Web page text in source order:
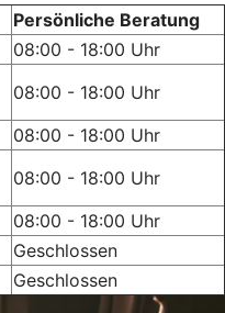
Persönliche Beratung
08:00 - 18:00 Uhr
08:00 - 18:00 Uhr
08:00 - 18:00 Uhr
08:00 - 18:00 Uhr
08:00 - 18:00 Uhr
Geschlossen
Geschlossen